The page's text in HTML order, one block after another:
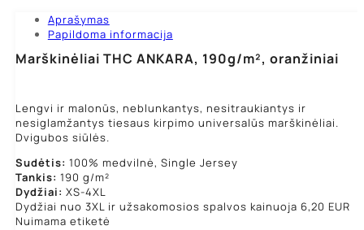
Aprašymas
Papildoma informacija
Marškinėliai THC ANKARA, 190g/m², oranžiniai
Lengvi ir malonūs, neblunkantys, nesitraukiantys ir
nesiglamžantys tiesaus kirpimo universalūs marškinėliai.
Dvigubos siūlės.
Sudėtis: 100% medvilnė, Single Jersey
Tankis: 190 g/m²
Dydžiai: XS-4XL
Dydžiai nuo 3XL ir užsakomosios spalvos kainuoja 6,20 EUR
Nuimama etiketė